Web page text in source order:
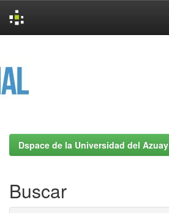
Dspace de la Universidad del Azuay
Buscar